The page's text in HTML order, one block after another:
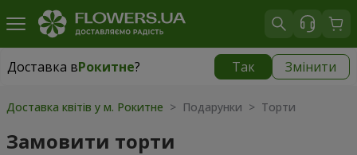
Доставка вРокитне? Так Змінити
Доставка вРокитне|
Доставка квітів у м. Рокитне > Подарунки > Торти
Замовити торти